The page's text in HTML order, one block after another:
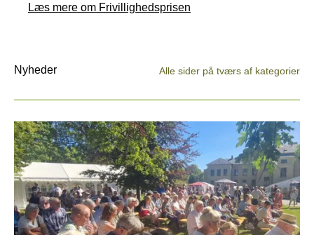
Læs mere om Frivillighedsprisen
Nyheder Alle sider på tværs af kategorier